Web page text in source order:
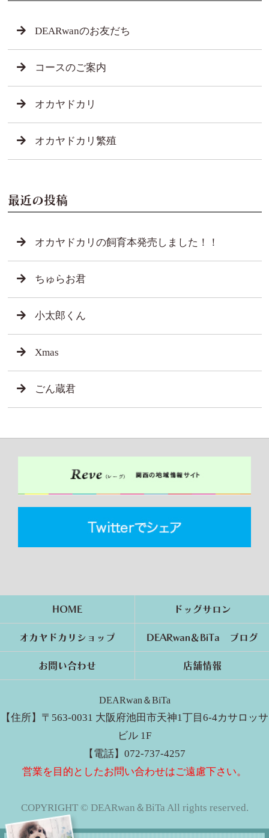
DEARwanのお友だち
コースのご案内
オカヤドカリ
オカヤドカリ繁殖
最近の投稿
オカヤドカリの飼育本発売しました！！
ちゅらお君
小太郎くん
Xmas
ごん蔵君
HOME ドッグサロン
オカヤドカリショップ DEARwan＆BiTa ブログ
お問い合わせ 店舗情報
DEARwan＆BiTa
【住所】〒563-0031 大阪府池田市天神1丁目6-4カサロッサ
ビル 1F
【電話】072-737-4257
営業を目的としたお問い合わせはご遠慮下さい。
COPYRIGHT © DEARwan＆BiTa All rights reserved.